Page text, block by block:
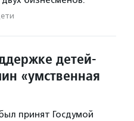
детей-
«умственная
принят Госдумой